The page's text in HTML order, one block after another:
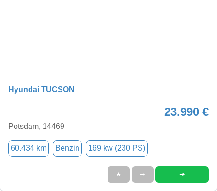
Hyundai TUCSON
23.990 €
Potsdam, 14469
60.434 km Benzin 169 kw (230 PS)
★ ➦ ➜